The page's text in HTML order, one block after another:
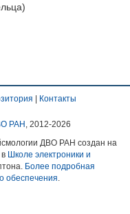
| Контакты
РАН , 2012-2026
ДВО РАН создан на
Школе электроники и
Более подробная
обеспечения